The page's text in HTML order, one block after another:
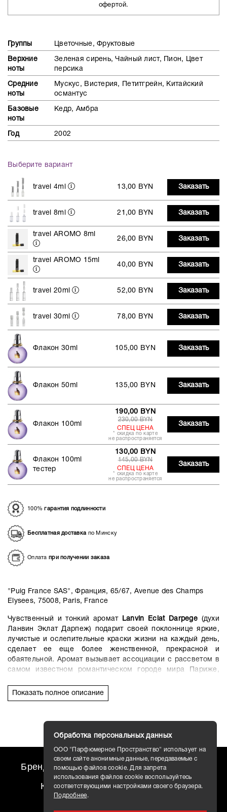
офертой.
Группы Цветочные, Фруктовые
Верхние
ноты
Зеленая сирень, Чайный лист, Пион, Цвет
персика
Средние
ноты
Мускус, Вистерия, Петитгрейн, Китайский
османтус
Базовые
ноты
Кедр, Амбра
Год 2002
Выберите вариант
travel 4ml 13,00 BYN Заказать
travel 8ml 21,00 BYN Заказать
travel AROMO 8ml
26,00 BYN Заказать
travel AROMO 15ml
40,00 BYN Заказать
travel 20ml 52,00 BYN Заказать
travel 30ml 78,00 BYN Заказать
Флакон 30ml 105,00 BYN Заказать
Флакон 50ml 135,00 BYN Заказать
Флакон 100ml
190,00 BYN
230,00 BYN
СПЕЦ ЦЕНА
* скидка по карте
не распространяется
Заказать
Флакон 100ml
тестер
130,00 BYN
145,00 BYN
СПЕЦ ЦЕНА
* скидка по карте
не распространяется
Заказать
100%гарантия подлинности
Бесплатная доставкапо Минску
Оплата при получении заказа
"Puig France SAS", Франция, 65/67, Avenue des Champs
Elysees, 75008, Paris, France
Чувственный и тонкий аромат Lanvin Eclat Darpege (духи
Ланвин Эклат Дарпеж) подарит своей поклоннице яркие,
лучистые и ослепительные краски жизни на каждый день,
сделает ее еще более женственной, прекрасной и
обаятельной. Аромат вызывает ассоциации с рассветом в
самом известном романтическом городе мира Париже,
в воздухе становятся слышны голоса птиц.
зеленого чая, китайского османтуса, цветков глицинии и
персика в сердце аромата создают сияние нежности и
сладострастия. Чарующий шлейф из нот амбры, белого
ливанского кедра, зверобоя и сладкого мускуса
подчеркивает изящность и очарование обладательницы
этого притягательного аромата.
Показать полное описание
Бренды travel AROMO
Контакты
Доставка
Обработка персональных данных
ООО "Парфюмерное Пространство" использует на
своем сайте анонимные данные, передаваемые с
помощью файлов cookie. Для запрета
использования файлов cookie воспользуйтесь
соответствующими настройками своего браузера.
Подробнее.